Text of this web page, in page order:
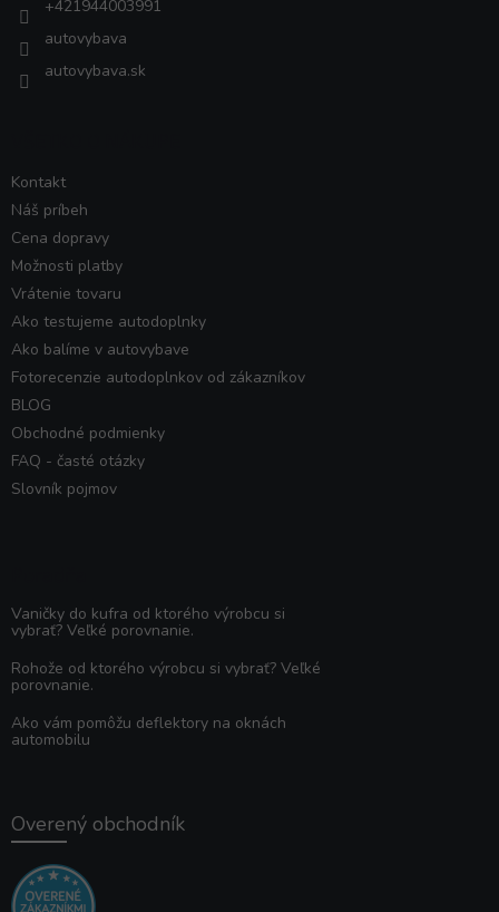
+421944003991
autovybava
autovybava.sk
Kontakt
Náš príbeh
Cena dopravy
Možnosti platby
Vrátenie tovaru
Ako testujeme autodoplnky
Ako balíme v autovybave
Fotorecenzie autodoplnkov od zákazníkov
BLOG
Obchodné podmienky
FAQ - časté otázky
Slovník pojmov
Vaničky do kufra od ktorého výrobcu si
vybrať? Veľké porovnanie.
Rohože od ktorého výrobcu si vybrať? Veľké
porovnanie.
Ako vám pomôžu deflektory na oknách
automobilu
Overený obchodník